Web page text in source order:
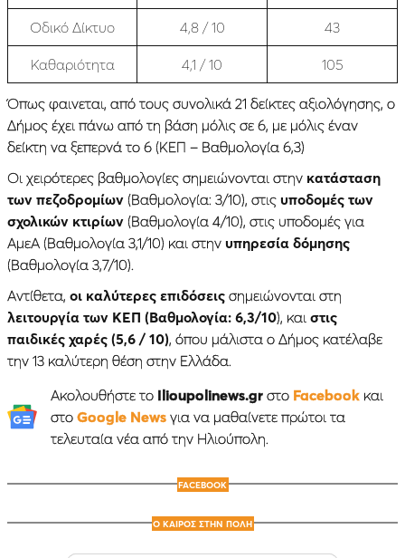
Οδικό Δίκτυο 4,8 / 10 43
Καθαριότητα 4,1 / 10 105
Όπως φαινεται, από τους συνολικά 21 δείκτες αξιολόγησης, ο
Δήμος έχει πάνω από τη βάση μόλις σε 6, με μόλις έναν
δείκτη να ξεπερνά το 6 (ΚΕΠ – Βαθμολογία 6,3)
Οι χειρότερες βαθμολογίες σημειώνονται στην κατάσταση
των πεζοδρομίων (Βαθμολογία: 3/10), στις υποδομές των
σχολικών κτιρίων (Βαθμολογία 4/10), στις υποδομές για
ΑμεΑ (Βαθμολογία 3,1/10) και στην υπηρεσία δόμησης
(Βαθμολογία 3,7/10).
Αντίθετα, οι καλύτερες επιδόσεις σημειώνονται στη
λειτουργία των ΚΕΠ (Βαθμολογία: 6,3/10), και στις
παιδικές χαρές (5,6 / 10), όπου μάλιστα ο Δήμος κατέλαβε
την 13 καλύτερη θέση στην Ελλάδα.
Ακολουθήστε το Ilioupolinews.grστο Facebookκαι
στο Google Newsγια να μαθαίνετε πρώτοι τα
τελευταία νέα από την Ηλιούπολη.
FACEBOOK
Ο ΚΑΙΡΟΣ ΣΤΗΝ ΠΟΛΗ